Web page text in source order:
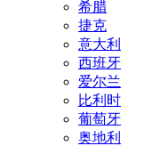
希腊
捷克
意大利
西班牙
爱尔兰
比利时
葡萄牙
奥地利